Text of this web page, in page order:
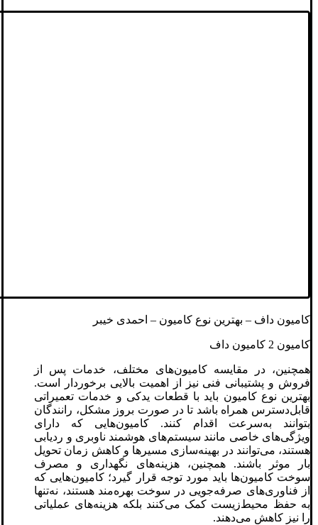
کامیون داف – بهترین نوع کامیون – احمدی خیبر
کامیون 2 کامیون داف
همچنین، در مقایسه کامیون‌های مختلف، خدمات پس از
فروش و پشتیبانی فنی نیز از اهمیت بالایی برخوردار است.
بهترین نوع کامیون باید با قطعات یدکی و خدمات تعمیراتی
قابل‌دسترس همراه باشد تا در صورت بروز مشکل، رانندگان
بتوانند به‌سرعت اقدام کنند. کامیون‌هایی که دارای
ویژگی‌های خاصی مانند سیستم‌های هوشمند ناوبری و ردیابی
هستند، می‌توانند در بهینه‌سازی مسیرها و کاهش زمان تحویل
بار موثر باشند. همچنین، هزینه‌های نگهداری و مصرف
سوخت کامیون‌ها باید مورد توجه قرار گیرد؛ کامیون‌هایی که
از فناوری‌های صرفه‌جویی در سوخت بهره‌مند هستند، نه‌تنها
به حفظ محیط‌زیست کمک می‌کنند بلکه هزینه‌های عملیاتی
را نیز کاهش می‌دهند.